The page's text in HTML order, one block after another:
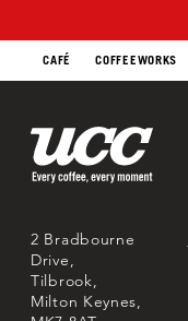
CAFÉ COFFEEWORKS
2 Bradbourne
Drive,
Tilbrook,
Milton Keynes,